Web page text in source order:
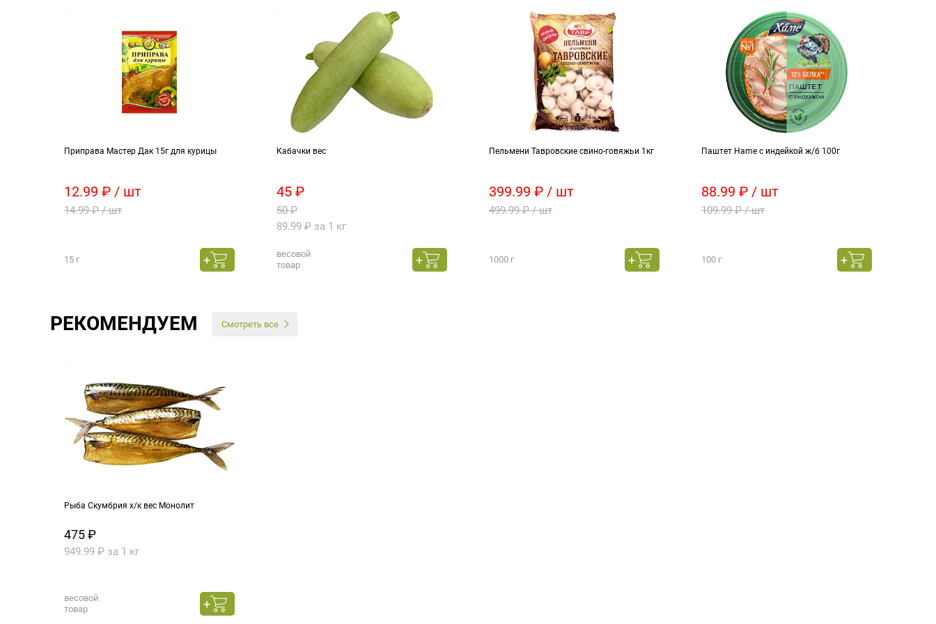
Приправа Мастер Дак 15г для курицы
12.99 ₽ / шт
14.99 ₽ / шт
15 г
Кабачки вес
45 ₽
50 ₽
89.99 ₽ за 1 кг
весовой
товар
Пельмени Тавровские свино-говяжьи 1кг
399.99 ₽ / шт
499.99 ₽ / шт
1000 г
Паштет Hame с индейкой ж/б 100г
88.99 ₽ / шт
109.99 ₽ / шт
100 г
РЕКОМЕНДУЕМ Смотреть все
Рыба Скумбрия х/к вес Монолит
475 ₽
949.99 ₽ за 1 кг
весовой
товар